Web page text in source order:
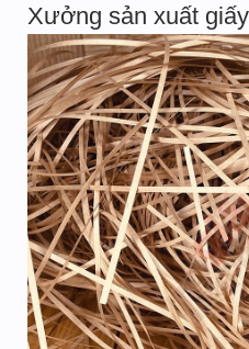
Xưởng sản xuất